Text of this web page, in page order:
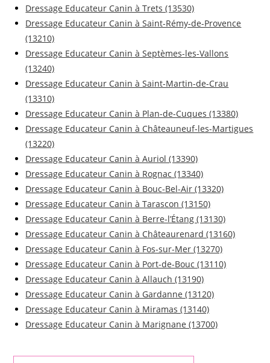
Dressage Educateur Canin à Trets (13530)
Dressage Educateur Canin à Saint-Rémy-de-Provence
(13210)
Dressage Educateur Canin à Septèmes-les-Vallons
(13240)
Dressage Educateur Canin à Saint-Martin-de-Crau
(13310)
Dressage Educateur Canin à Plan-de-Cuques (13380)
Dressage Educateur Canin à Châteauneuf-les-Martigues
(13220)
Dressage Educateur Canin à Auriol (13390)
Dressage Educateur Canin à Rognac (13340)
Dressage Educateur Canin à Bouc-Bel-Air (13320)
Dressage Educateur Canin à Tarascon (13150)
Dressage Educateur Canin à Berre-l’Étang (13130)
Dressage Educateur Canin à Châteaurenard (13160)
Dressage Educateur Canin à Fos-sur-Mer (13270)
Dressage Educateur Canin à Port-de-Bouc (13110)
Dressage Educateur Canin à Allauch (13190)
Dressage Educateur Canin à Gardanne (13120)
Dressage Educateur Canin à Miramas (13140)
Dressage Educateur Canin à Marignane (13700)